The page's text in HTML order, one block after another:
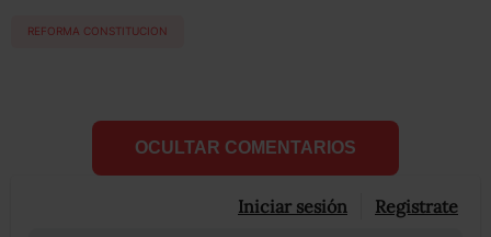
REFORMA CONSTITUCION
OCULTAR COMENTARIOS
Iniciar sesión Registrate